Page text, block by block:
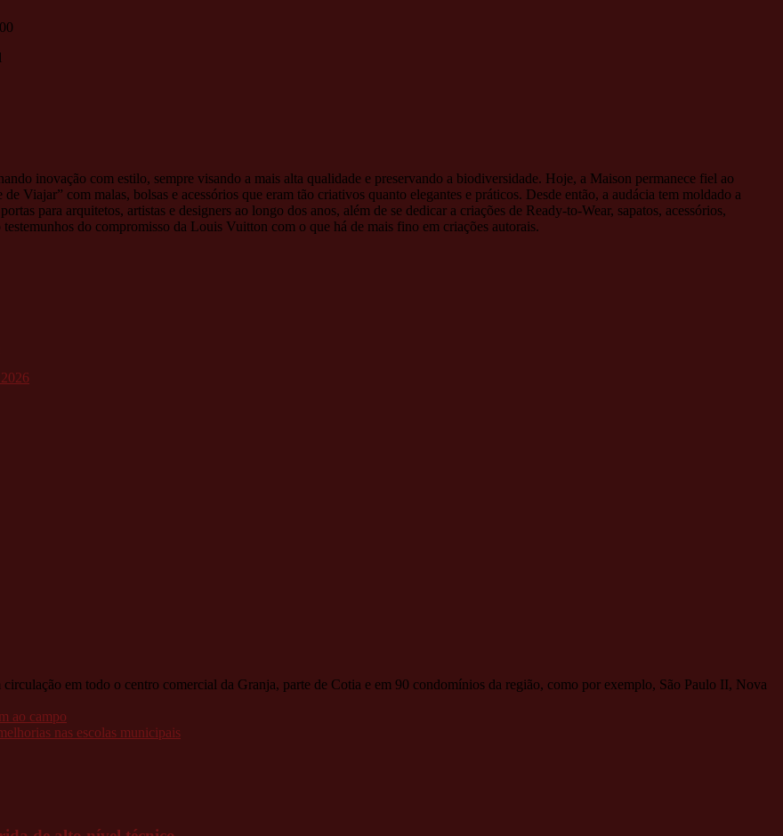
inovação com estilo, sempre visando a mais alta qualidade e preservando a biodiversidade. Hoje, a Maison permanece fiel ao
Viajar” com malas, bolsas e acessórios que eram tão criativos quanto elegantes e práticos. Desde então, a audácia tem moldado a
para arquitetos, artistas e designers ao longo dos anos, além de se dedicar a criações de Ready-to-Wear, sapatos, acessórios,
do compromisso da Louis Vuitton com o que há de mais fino em criações autorais.
em todo o centro comercial da Granja, parte de Cotia e em 90 condomínios da região, como por exemplo, São Paulo II, Nova
ao campo
nas escolas municipais